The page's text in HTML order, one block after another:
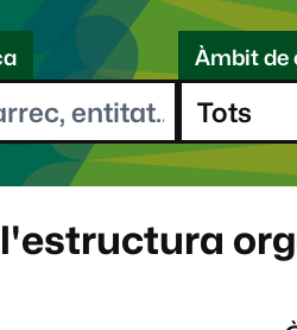
e
l
e
o
t
Àmbit de